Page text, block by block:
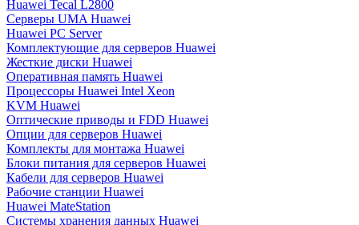
Huawei Tecal L2800
Серверы UMA Huawei
Huawei PC Server
Комплектующие для серверов Huawei
Жесткие диски Huawei
Оперативная память Huawei
Процессоры Huawei Intel Xeon
KVM Huawei
Оптические приводы и FDD Huawei
Опции для серверов Huawei
Комплекты для монтажа Huawei
Блоки питания для серверов Huawei
Кабели для серверов Huawei
Рабочие станции Huawei
Huawei MateStation
Системы хранения данных Huawei